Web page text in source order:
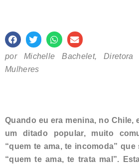
por Michelle Bachelet,
Mulheres
Quando eu era menina, no Chile,
um ditado popular, muito
“quem te ama, te incomoda”
“quem te ama, te trata mal”.